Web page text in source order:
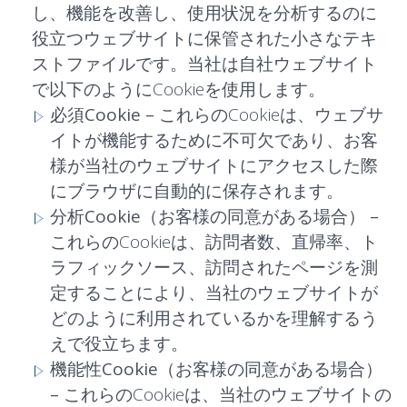
し、機能を改善し、使用状況を分析するのに
役立つウェブサイトに保管された小さなテキ
ストファイルです。当社は自社ウェブサイト
で以下のようにCookieを使用します。
必須Cookie – これらのCookieは、ウェブサ
イトが機能するために不可欠であり、お客
様が当社のウェブサイトにアクセスした際
にブラウザに自動的に保存されます。
分析Cookie（お客様の同意がある場合） –
これらのCookieは、訪問者数、直帰率、ト
ラフィックソース、訪問されたページを測
定することにより、当社のウェブサイトが
どのように利用されているかを理解するう
えで役立ちます。
機能性Cookie（お客様の同意がある場合）
– これらのCookieは、当社のウェブサイトの